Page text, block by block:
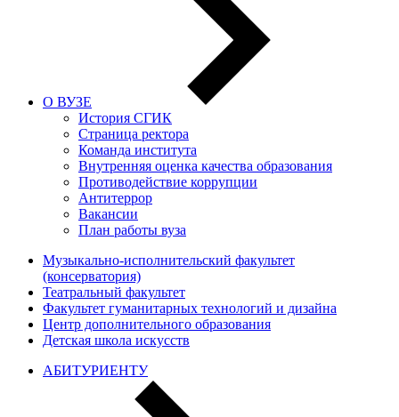
О ВУЗЕ
История СГИК
Страница ректора
Команда института
Внутренняя оценка качества образования
Противодействие коррупции
Антитеррор
Вакансии
План работы вуза
Музыкально-исполнительский факультет
(консерватория)
Театральный факультет
Факультет гуманитарных технологий и дизайна
Центр дополнительного образования
Детская школа искусств
АБИТУРИЕНТУ